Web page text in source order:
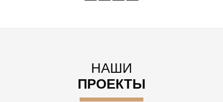
НАШИ
ПРОЕКТЫ